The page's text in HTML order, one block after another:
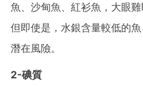
魚、沙甸魚、紅衫魚，大眼雞
但即使是，水銀含量較低的
潛在風險。
2-碘質